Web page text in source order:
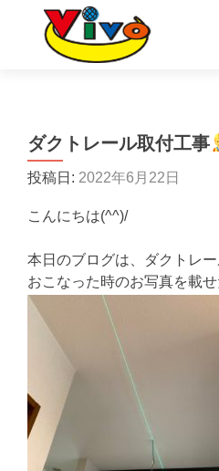
ダクトレール取付工事
投稿日: 2022年6月22日
こんにちは(^^)/
本日のブログは、ダクトレ
おこなった時のお写真を載